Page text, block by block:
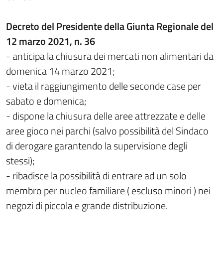
Decreto del Presidente della Giunta Regionale del
12 marzo 2021, n. 36
- anticipa la chiusura dei mercati non alimentari da
domenica 14 marzo 2021;
- vieta il raggiungimento delle seconde case per
sabato e domenica;
- dispone la chiusura delle aree attrezzate e delle
aree gioco nei parchi (salvo possibilità del Sindaco
di derogare garantendo la supervisione degli
stessi);
- ribadisce la possibilità di entrare ad un solo
membro per nucleo familiare ( escluso minori ) nei
negozi di piccola e grande distribuzione.